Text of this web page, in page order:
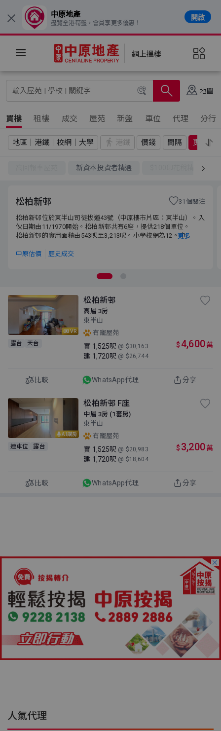
網上搵樓
地圖
買樓 租樓 成交 屋苑 新盤 車位 代理 分行
地區｜港鐵｜校網｜大學 港鐵 價錢 間隔 更多
新資本投資者精選
松柏新邨 31個關注
松柏新邨位於東半山司徒拔道43號（中原樓市片區：東半山）。入
伙日期由11/1970開始。松柏新邨共有6座，提供218個單位。松柏
新邨的實用面積由543呎至3,213呎。小學校網為12。中學校網為灣
松柏新邨位於東半山司徒拔道43號（中原樓市片區：東半山）。入
伙日期由11/1970開始。松柏新邨共有6座，提供218個單位。
松柏新邨的實用面積由543呎至3,213呎。小學校網為12。中
更多
中原估價 歷史成交
VR
露台 天台
松柏新邨
高層 3房
東半山
有寵屋苑
實 1,525呎 @ $30,163
建 1,720呎 @ $26,744
$ 4,600萬
比較 WhatsApp代理 分享
AI講房
連車位 露台
松柏新邨 F座
中層 3房 (1套房)
東半山
有寵屋苑
實 1,525呎 @ $20,983
建 1,720呎 @ $18,604
$ 3,200萬
比較 WhatsApp代理 分享
人氣代理
× 中原地產
盡覽全港筍盤，會員享更多優惠！
開啟